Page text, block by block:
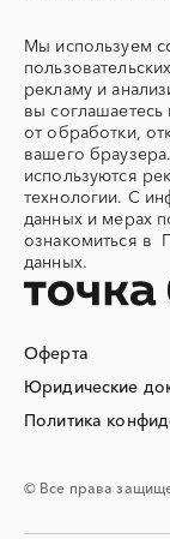
Акварель
Аккумуляторы
Алмазное
Алюминиевые
конструкции
Алюминий
Ангар
Антискалант
Аппараты
охлаждения
Аренда погрузчика
Аренда
экипажем
Оферта
Юридические
Политика
© Все права
Мы используем
рекламу и
вы соглашаетесь
от обработки,
вашего
используются
технологии. С
данных и мерах
ознакомиться в
данных.